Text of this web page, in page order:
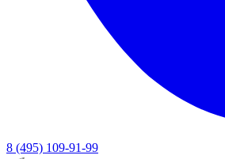
8 (495) 109-91-99